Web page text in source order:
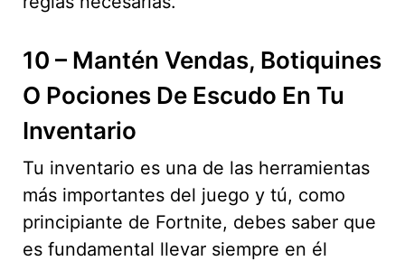
10 – Mantén Vendas, Botiquines
O Pociones De Escudo En Tu
Inventario
Tu inventario es una de las herramientas
más importantes del juego y tú, como
principiante de Fortnite, debes saber que
es fundamental llevar siempre en él